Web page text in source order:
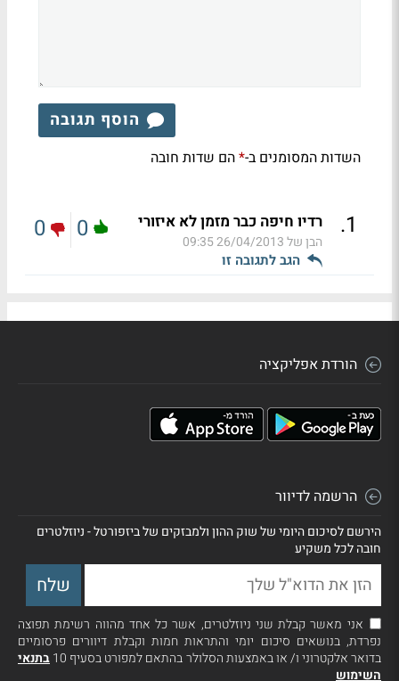
הוסף תגובה
השדות המסומנים ב-*הם שדות חובה
1
. רדיו חיפה כבר מזמן לא איזורי
הבן של26/04/2013 09:35
הגב לתגובה זו
0
0
הורדת אפליקציה
הרשמה לדיוור
הירשם לסיכום היומי של שוק ההון ולמבזקים של ביזפורטל - ניוזלטרים
חובה לכל משקיע
אני מאשר קבלת שני ניוזלטרים, אשר כל אחד מהווה רשימת תפוצה
נפרדת, בנושאים סיכום יומי והתראות חמות וקבלת דיוורים פרסומיים
בדואר אלקטרוני ו/ או באמצעות הסלולר בהתאם למפורט בסעיף 10
בתנאי
השימוש